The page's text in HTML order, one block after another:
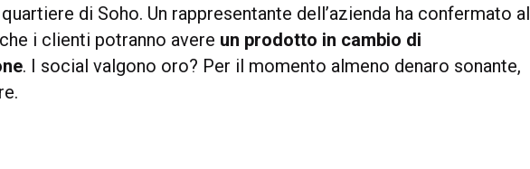
di Soho. Un rappresentante dell’azienda ha confermato al
che i clienti potranno avere un prodotto in cambio di
. I social valgono oro? Per il momento almeno denaro sonante,